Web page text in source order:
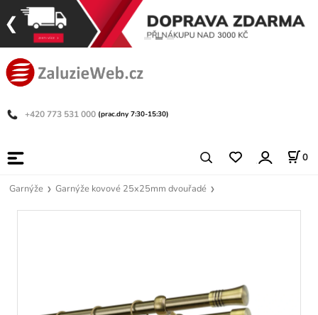
+420 773 531 000 (prac.dny 7:30-15:30)
0
Garnýže Garnýže kovové 25x25mm dvouřadé